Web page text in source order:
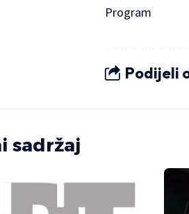
Program
Podijeli
sadržaj